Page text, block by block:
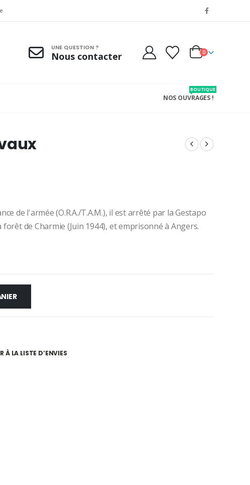
UNE QUESTION ?
Nous contacter 0
NOS OUVRAGES !
BOUTIQUE
de l'armée (O.R.A./T.A.M.), il est arrêté par la Gestapo
de Charmie (Juin 1944), et emprisonné à Angers.
À LA LISTE D’ENVIES